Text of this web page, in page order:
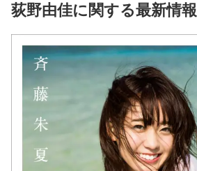
荻野由佳に関する最新情報